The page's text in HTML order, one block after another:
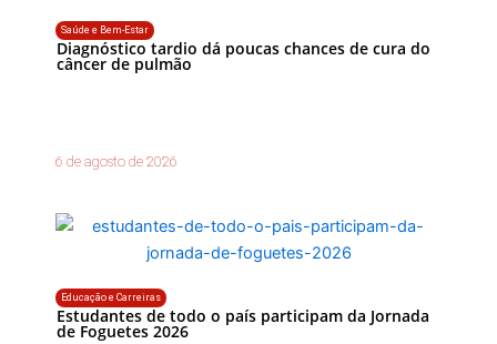
Saúde e Bem-Estar
Diagnóstico tardio dá poucas chances de cura do
câncer de pulmão
6 de agosto de 2026
Educação e Carreiras
Estudantes de todo o país participam da Jornada
de Foguetes 2026